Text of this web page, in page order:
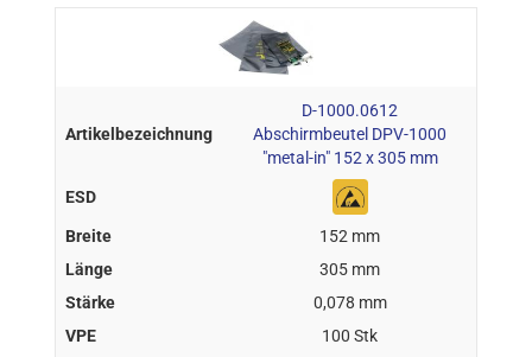
D-1000.0612
Abschirmbeutel DPV-1000
"metal-in" 152 x 305 mm
152 mm
305 mm
0,078 mm
100 Stk